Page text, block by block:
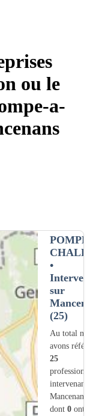
ou le
a-
POMPE À
CHALEUR
•
Intervention
sur
Mancenans
(25)
Au total nous
avons référencé
25
professionnels
intervenant sur
Mancenans (25)
dont 0ont une